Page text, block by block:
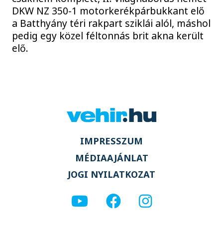
DKW NZ 350-1 motorkerékpárbukkant elő
a Batthyány téri rakpart sziklái alól, máshol
pedig egy közel féltonnás brit akna került
elő.
IMPRESSZUM
MÉDIAAJÁNLAT
JOGI NYILATKOZAT